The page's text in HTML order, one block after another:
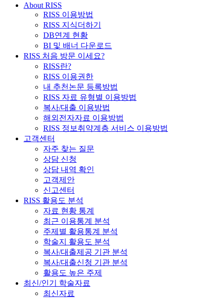
About RISS
RISS 이용방법
RISS 지식더하기
DB연계 현황
BI 및 배너 다운로드
RISS 처음 방문 이세요?
RISS란?
RISS 이용권한
내 추천논문 등록방법
RISS 자료 유형별 이용방법
복사/대출 이용방법
해외전자자료 이용방법
RISS 정보취약계층 서비스 이용방법
고객센터
자주 찾는 질문
상담 신청
상담 내역 확인
고객제안
신고센터
RISS 활용도 분석
자료 현황 통계
최근 이용통계 분석
주제별 활용통계 분석
학술지 활용도 분석
복사/대출제공 기관 분석
복사/대출신청 기관 분석
활용도 높은 주제
최신/인기 학술자료
최신자료